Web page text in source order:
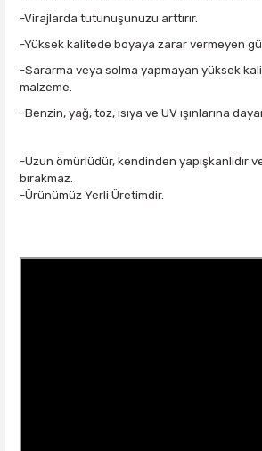
-Virajlarda tutunuşunuzu arttırır.
-Yüksek kalitede boyaya zarar vermeyen
-Sararma veya solma yapmayan yüksek
malzeme.
-Benzin, yağ, toz, ısıya ve UV ışınlarına
-Uzun ömürlüdür, kendinden yapışkanlıdır ve
bırakmaz.
-Ürünümüz Yerli Üretimdir.